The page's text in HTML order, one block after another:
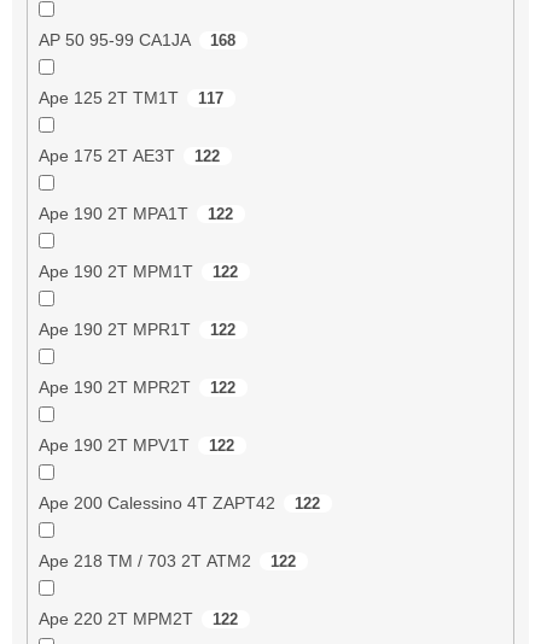
AP 50 95-99 CA1JA 168
Ape 125 2T TM1T 117
Ape 175 2T AE3T 122
Ape 190 2T MPA1T 122
Ape 190 2T MPM1T 122
Ape 190 2T MPR1T 122
Ape 190 2T MPR2T 122
Ape 190 2T MPV1T 122
Ape 200 Calessino 4T ZAPT42 122
Ape 218 TM / 703 2T ATM2 122
Ape 220 2T MPM2T 122